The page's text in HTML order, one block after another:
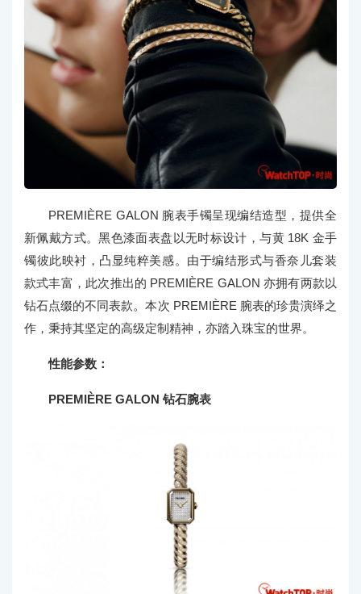
PREMIÈRE GALON 腕表手镯呈现编结造型，提供全
新佩戴方式。黑色漆面表盘以无时标设计，与黄 18K 金手
镯彼此映衬，凸显纯粹美感。由于编结形式与香奈儿套装
款式丰富，此次推出的 PREMIÈRE GALON 亦拥有两款以
钻石点缀的不同表款。本次 PREMIÈRE 腕表的珍贵演绎之
作，秉持其坚定的高级定制精神，亦踏入珠宝的世界。
性能参数：
PREMIÈRE GALON 钻石腕表